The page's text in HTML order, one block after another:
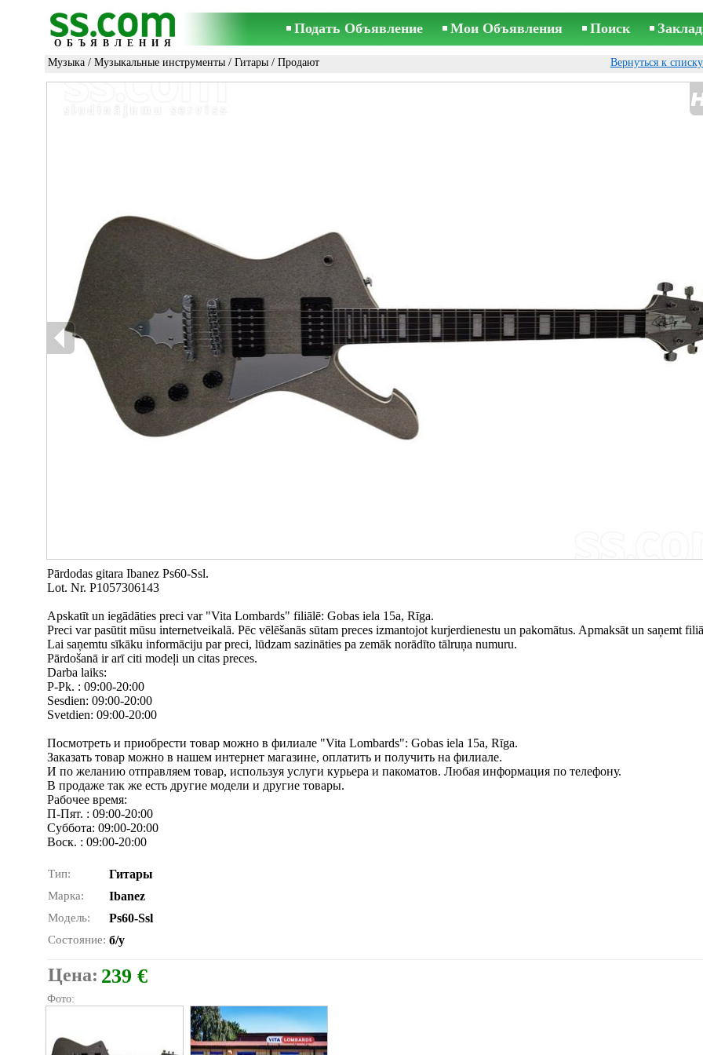
ОБЪЯВЛЕНИЯ
Подать Объявление Мои Объявления Поиск
Музыка / Музыкальные инструменты / Гитары / Продают Вернуться к
Pārdodas gitara Ibanez Ps60-Ssl.
Lot. Nr. P1057306143
Apskatīt un iegādāties preci var "Vita Lombards" filiālē: Gobas iela 15a, Rīga.
Preci var pasūtit mūsu internetveikalā. Pēc vēlēšanās sūtam preces izmantojot kurjerdienestu un pakomātus. Apmaksāt un saņemt
Lai saņemtu sīkāku informāciju par preci, lūdzam sazināties pa zemāk norādīto tālruņa numuru.
Pārdošanā ir arī citi modeļi un citas preces.
Darba laiks:
P-Pk. : 09:00-20:00
Sesdien: 09:00-20:00
Svetdien: 09:00-20:00
Посмотреть и приобрести товар можно в филиале "Vita Lombards": Gobas iela 15a, Rīga.
Заказать товар можно в нашем интернет магазине, оплатить и получить на филиале.
И по желанию отправляем товар, используя услуги курьера и пакоматов. Любая информация по телефону.
В продаже так же есть другие модели и другие товары.
Рабочее время:
П-Пят. : 09:00-20:00
Суббота: 09:00-20:00
Воск. : 09:00-20:00
Тип: Гитары
Марка: Ibanez
Модель: Ps60-Ssl
Состояние: б/у
Цена: 239 €
Фото: